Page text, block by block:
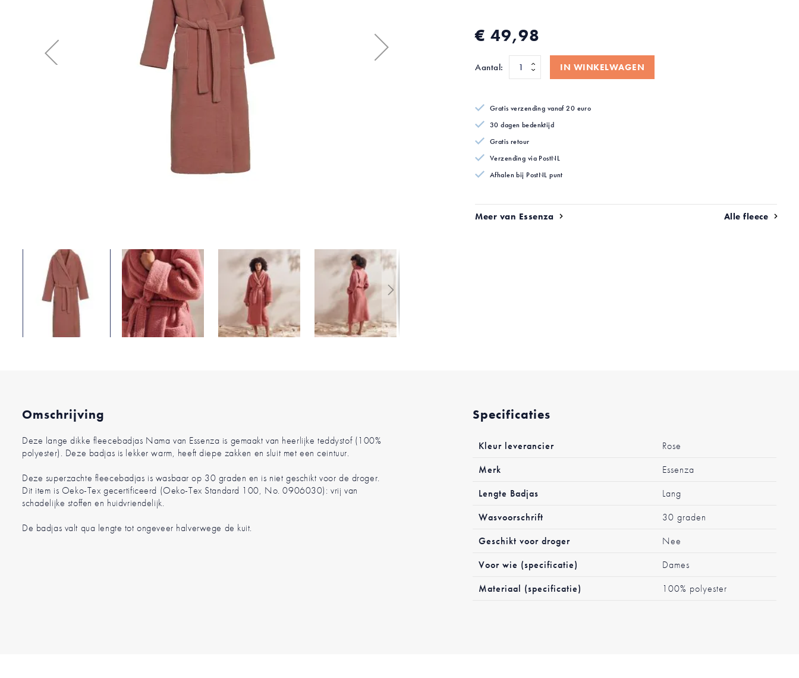
afbeeldingen-
€ 49,98
Aantal: IN WINKELWAGEN
Gratis verzending vanaf 20 euro
30 dagen bedenktijd
Gratis retour
Verzending via PostNL
Afhalen bij PostNL punt
Meer van Essenza Alle fleece
Omschrijving
Deze lange dikke fleecebadjas Nama van Essenza is gemaakt van heerlijke teddystof (100%
polyester). Deze badjas is lekker warm, heeft diepe zakken en sluit met een ceintuur.
Deze superzachte fleecebadjas is wasbaar op 30 graden en is niet geschikt voor de droger.
Dit item is Oeko-Tex gecertificeerd (Oeko-Tex Standard 100, No. 0906030): vrij van
schadelijke stoffen en huidvriendelijk.
De badjas valt qua lengte tot ongeveer halverwege de kuit.
Specificaties
Meer
informatie
Kleur leverancier
Rose
Merk
Essenza
Lengte Badjas
Lang
Wasvoorschrift
30 graden
Geschikt voor droger
Nee
Voor wie (specificatie)
Dames
Materiaal (specificatie)
100% polyester